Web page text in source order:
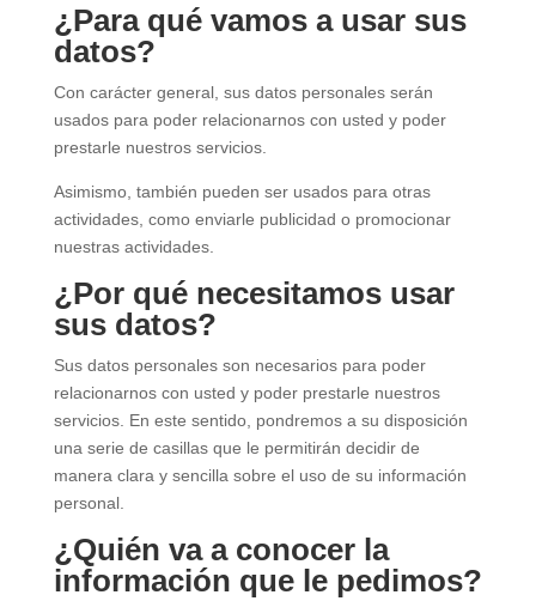
¿Para qué vamos a usar sus
datos?
Con carácter general, sus datos personales serán
usados para poder relacionarnos con usted y poder
prestarle nuestros servicios.
Asimismo, también pueden ser usados para otras
actividades, como enviarle publicidad o promocionar
nuestras actividades.
¿Por qué necesitamos usar
sus datos?
Sus datos personales son necesarios para poder
relacionarnos con usted y poder prestarle nuestros
servicios. En este sentido, pondremos a su disposición
una serie de casillas que le permitirán decidir de
manera clara y sencilla sobre el uso de su información
personal.
¿Quién va a conocer la
información que le pedimos?